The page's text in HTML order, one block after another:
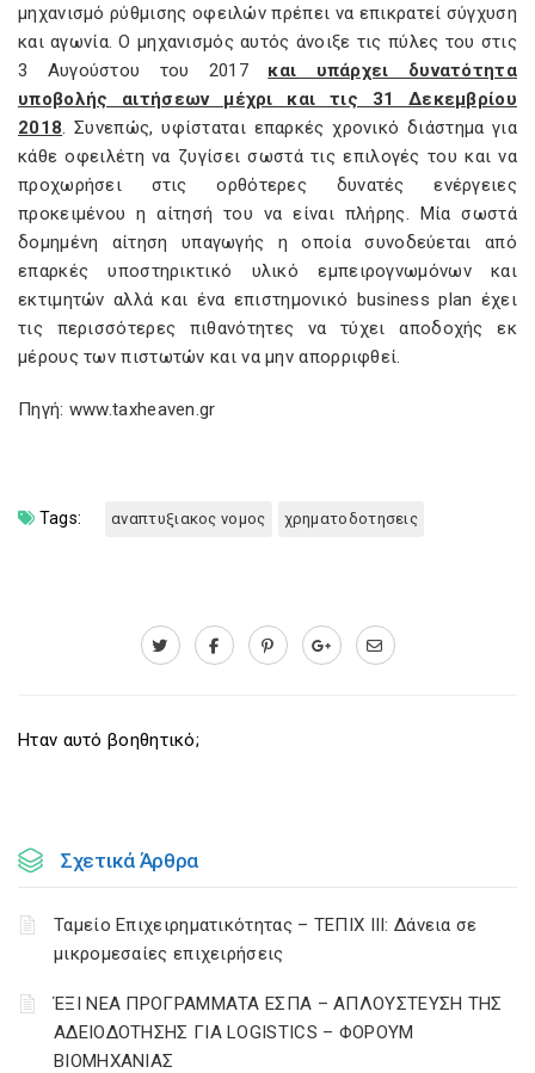
μηχανισμό ρύθμισης οφειλών πρέπει να επικρατεί σύγχυση
και αγωνία. Ο μηχανισμός αυτός άνοιξε τις πύλες του στις
3 Αυγούστου του 2017 και υπάρχει δυνατότητα
υποβολής αιτήσεων μέχρι και τις 31 Δεκεμβρίου
2018. Συνεπώς, υφίσταται επαρκές χρονικό διάστημα για
κάθε οφειλέτη να ζυγίσει σωστά τις επιλογές του και να
προχωρήσει στις ορθότερες δυνατές ενέργειες
προκειμένου η αίτησή του να είναι πλήρης. Μία σωστά
δομημένη αίτηση υπαγωγής η οποία συνοδεύεται από
επαρκές υποστηρικτικό υλικό εμπειρογνωμόνων και
εκτιμητών αλλά και ένα επιστημονικό business plan έχει
τις περισσότερες πιθανότητες να τύχει αποδοχής εκ
μέρους των πιστωτών και να μην απορριφθεί.
Πηγή: www.taxheaven.gr
Tags: αναπτυξιακος νομος χρηματοδοτησεις
Ηταν αυτό βοηθητικό;
Σχετικά Άρθρα
Ταμείο Επιχειρηματικότητας – ΤΕΠΙΧ ΙΙΙ: Δάνεια σε
μικρομεσαίες επιχειρήσεις
ΈΞΙ ΝΕΑ ΠΡΟΓΡΑΜΜΑΤΑ ΕΣΠΑ – AΠΛΟΥΣΤΕΥΣΗ ΤΗΣ
ΑΔΕΙΟΔΟΤΗΣΗΣ ΓΙΑ LOGISTICS – ΦΟΡΟΥΜ
ΒΙΟΜΗΧΑΝΙΑΣ